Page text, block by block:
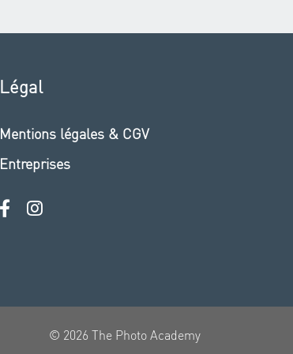
Légal
Mentions légales & CGV
Entreprises
© 2026 The Photo Academy